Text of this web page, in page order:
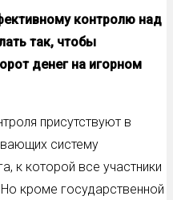
контролю над
так, чтобы
денег на игорном
присутствуют в
систему
к которой все участники
кроме государственной